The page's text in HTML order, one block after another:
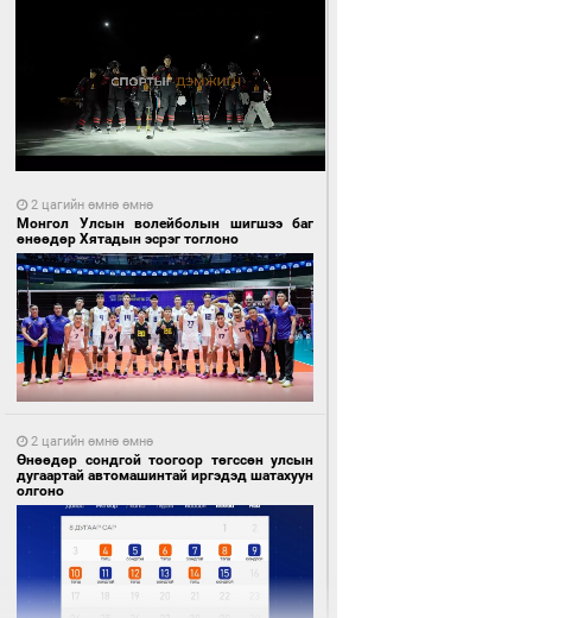
2 цагийн өмнө өмнө
Монгол Улсын волейболын шигшээ баг
өнөөдөр Хятадын эсрэг тоглоно
2 цагийн өмнө өмнө
Өнөөдөр сондгой тоогоор төгссөн улсын
дугаартай автомашинтай иргэдэд шатахуун
олгоно